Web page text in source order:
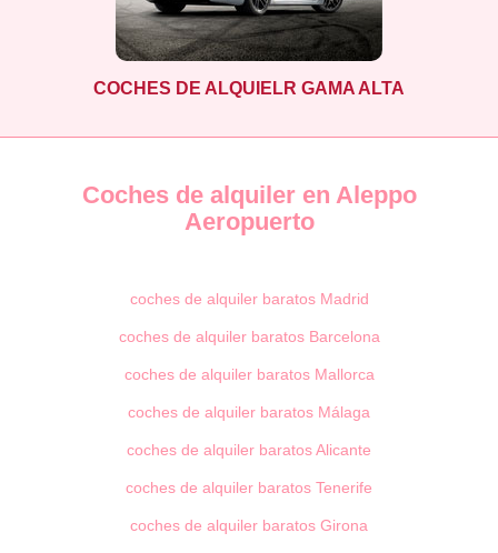
COCHES DE ALQUIELR GAMA ALTA
Coches de alquiler en Aleppo
Aeropuerto
coches de alquiler baratos Madrid
coches de alquiler baratos Barcelona
coches de alquiler baratos Mallorca
coches de alquiler baratos Málaga
coches de alquiler baratos Alicante
coches de alquiler baratos Tenerife
coches de alquiler baratos Girona